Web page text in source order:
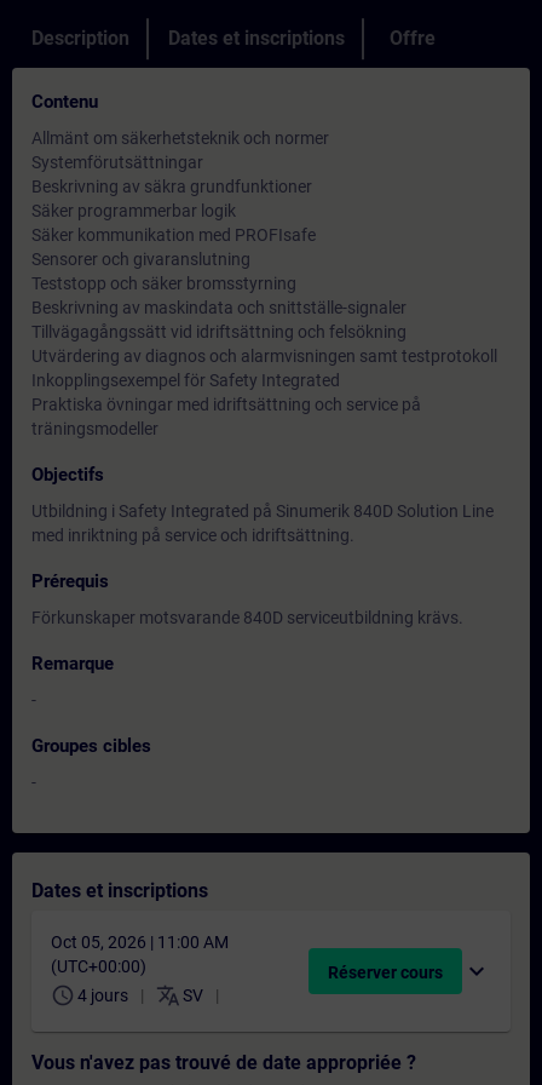
Description Dates et inscriptions Offre
Contenu
Allmänt om säkerhetsteknik och normer
Systemförutsättningar
Beskrivning av säkra grundfunktioner
Säker programmerbar logik
Säker kommunikation med PROFIsafe
Sensorer och givaranslutning
Teststopp och säker bromsstyrning
Beskrivning av maskindata och snittställe-signaler
Tillvägagångssätt vid idriftsättning och felsökning
Utvärdering av diagnos och alarmvisningen samt testprotokoll
Inkopplingsexempel för Safety Integrated
Praktiska övningar med idriftsättning och service på
träningsmodeller
Objectifs
Utbildning i Safety Integrated på Sinumerik 840D Solution Line
med inriktning på service och idriftsättning.
Prérequis
Förkunskaper motsvarande 840D serviceutbildning krävs.
Remarque
-
Groupes cibles
-
Dates et inscriptions
Oct 05, 2026 | 11:00 AM
(UTC+00:00)
schedule 4 jours translate SV
Réserver cours expand_more
Vous n'avez pas trouvé de date appropriée ?